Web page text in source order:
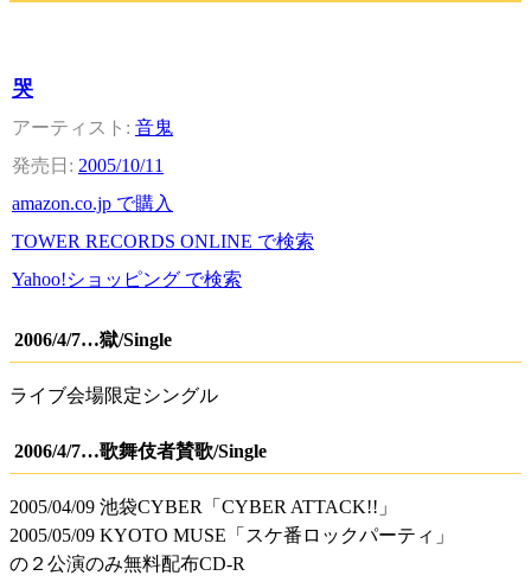
哭
音鬼
2005/10/11
amazon.co.jp で購入
TOWER RECORDS ONLINE で検索
Yahoo!ショッピング で検索
2006/4/7…獄/Single
ライブ会場限定シングル
2006/4/7…歌舞伎者賛歌/Single
2005/04/09 池袋CYBER「CYBER ATTACK!!」
2005/05/09 KYOTO MUSE「スケ番ロックパーティ」
の２公演のみ無料配布CD-R